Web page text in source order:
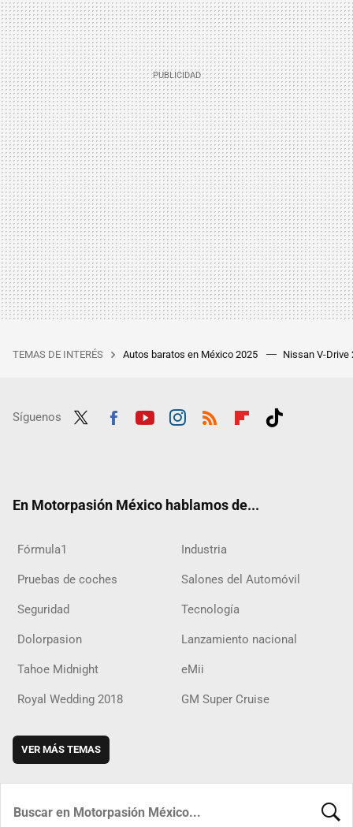
TEMAS DE INTERÉS Autos baratos en México 2025 Nissan V-Drive
Síguenos
En Motorpasión México hablamos de...
Fórmula1 Industria
Pruebas de coches Salones del Automóvil
Seguridad Tecnología
Dolorpasion Lanzamiento nacional
Tahoe Midnight eMii
Royal Wedding 2018 GM Super Cruise
VER MÁS TEMAS